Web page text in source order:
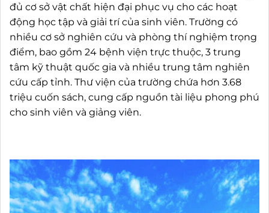
đủ cơ sở vật chất hiện đại phục vụ cho các hoạt
động học tập và giải trí của sinh viên. Trường có
nhiều cơ sở nghiên cứu và phòng thí nghiệm trọng
điểm, bao gồm 24 bệnh viện trực thuộc, 3 trung
tâm kỹ thuật quốc gia và nhiều trung tâm nghiên
cứu cấp tỉnh. Thư viện của trường chứa hơn 3.68
triệu cuốn sách, cung cấp nguồn tài liệu phong phú
cho sinh viên và giảng viên.